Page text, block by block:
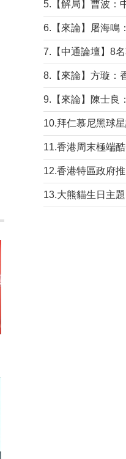
10.拜仁慕尼黑球
11.香港周末極端
13.大熊貓生日主